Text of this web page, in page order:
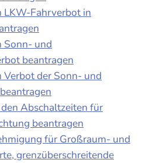
LKW-Fahrverbot in
Sonn- und
beantragen
der Sonn- und
Abschaltzeiten für
beantragen
für Großraum- und
grenzüberschreitende